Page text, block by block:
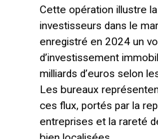
Cette opération illustre
investisseurs dans le
enregistré en 2024 un
d’investissement
milliards d’euros selon
Les bureaux
ces flux, portés par la
entreprises et la rareté